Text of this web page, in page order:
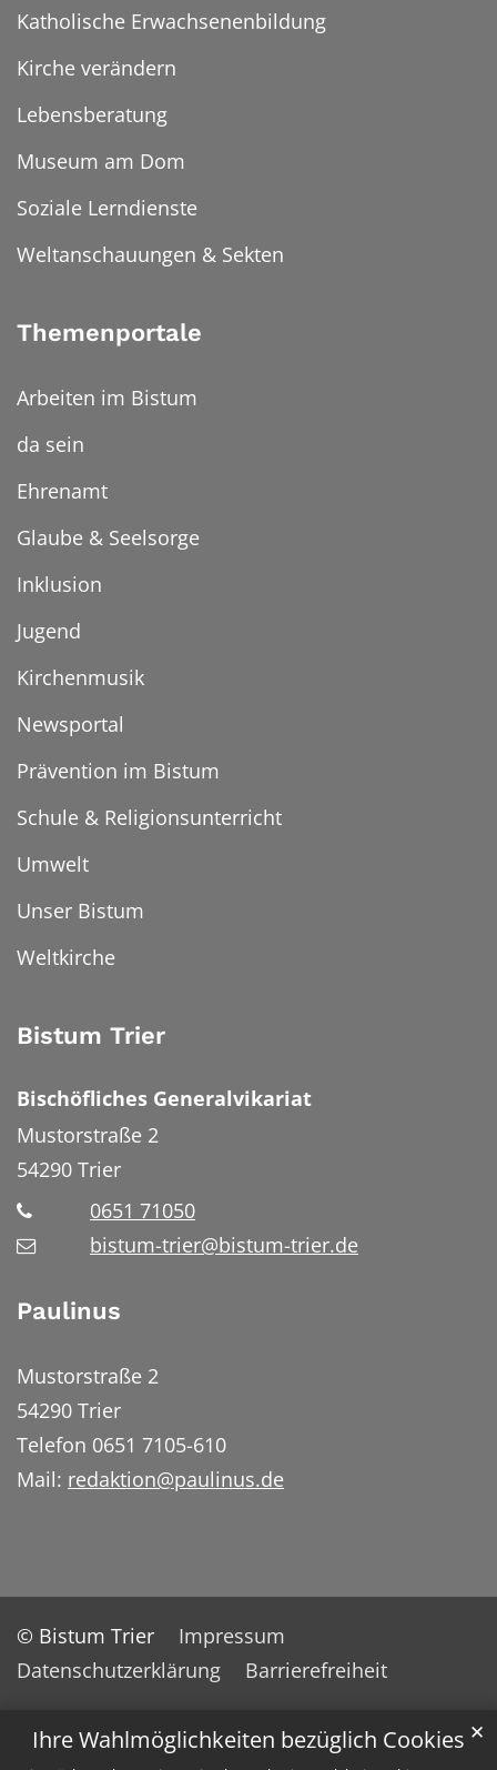
Ihre Wahlmöglichkeiten bezüglich Cookies ✕
Katholische Erwachsenenbildung
Kirche verändern
Lebensberatung
Museum am Dom
Soziale Lerndienste
Weltanschauungen & Sekten
Themenportale
Arbeiten im Bistum
da sein
Ehrenamt
Glaube & Seelsorge
Inklusion
Jugend
Kirchenmusik
Newsportal
Prävention im Bistum
Schule & Religionsunterricht
Umwelt
Unser Bistum
Weltkirche
Bistum Trier
Bischöfliches Generalvikariat
Mustorstraße 2
54290 Trier
0651 71050
bistum-trier@bistum-trier.de
Paulinus
Mustorstraße 2
54290 Trier
Telefon 0651 7105-610
Mail: redaktion@paulinus.de
© Bistum Trier
Impressum
Datenschutzerklärung
Barrierefreiheit